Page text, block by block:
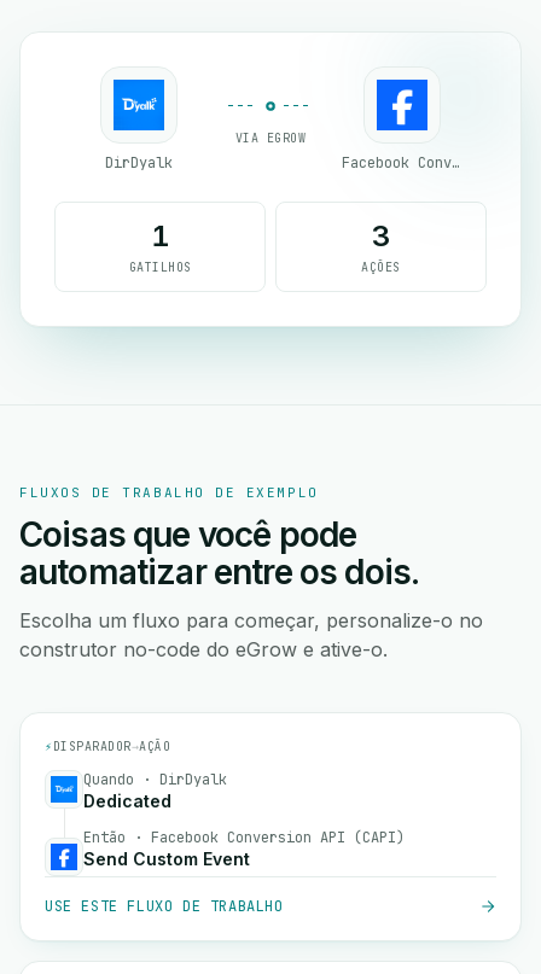
DirDyalk
VIA EGROW
Facebook Conversion API (CAPI)
1
GATILHOS
3
AÇÕES
FLUXOS DE TRABALHO DE EXEMPLO
Coisas que você pode
automatizar entre os dois.
Escolha um fluxo para começar, personalize-o no
construtor no-code do eGrow e ative-o.
⚡ DISPARADOR→AÇÃO
Quando · DirDyalk
Dedicated
Então · Facebook Conversion API (CAPI)
Send Custom Event
USE ESTE FLUXO DE TRABALHO